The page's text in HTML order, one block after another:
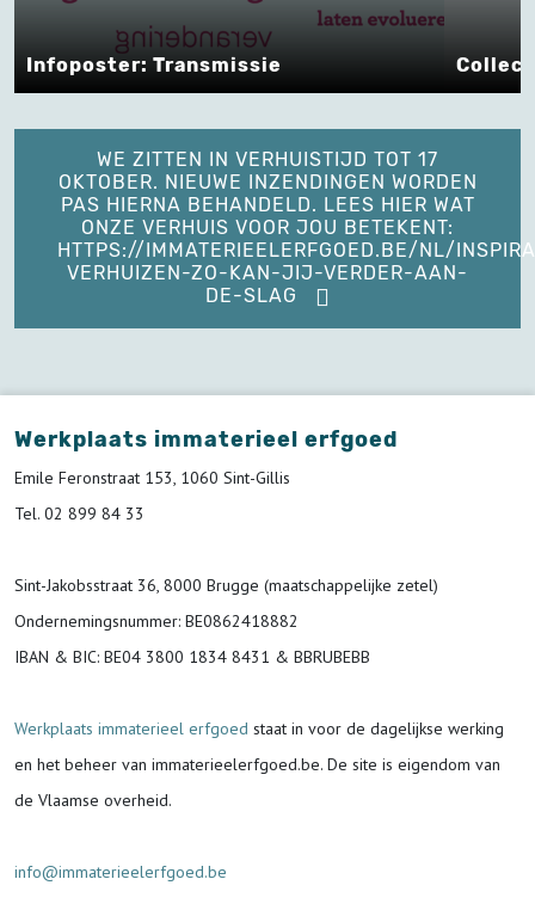
Infoposter: Transmissie
WE ZITTEN IN VERHUISTIJD TOT 17
OKTOBER. NIEUWE INZENDINGEN WORDEN
PAS HIERNA BEHANDELD. LEES HIER WAT
ONZE VERHUIS VOOR JOU BETEKENT:
HTTPS://IMMATERIEELERFGOED.BE/NL/
VERHUIZEN-ZO-KAN-JIJ-VERDER-AAN-
DE-SLAG
Werkplaats immaterieel erfgoed
Emile Feronstraat 153, 1060 Sint-Gillis
Tel. 02 899 84 33
Sint-Jakobsstraat 36, 8000 Brugge (maatschappelijke zetel)
Ondernemingsnummer: BE0862418882
IBAN & BIC: BE04 3800 1834 8431 & BBRUBEBB
Werkplaats immaterieel erfgoed staat in voor de dagelijkse werking
en het beheer van immaterieelerfgoed.be. De site is eigendom van
de Vlaamse overheid.
info@immaterieelerfgoed.be